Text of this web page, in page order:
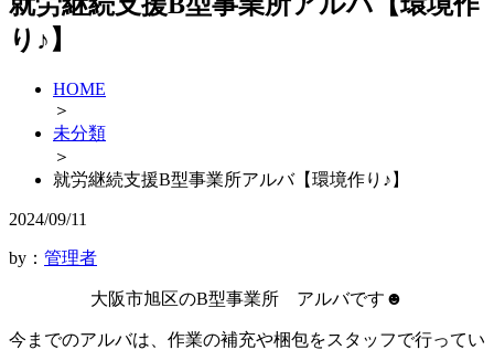
り♪】
HOME
＞
未分類
＞
就労継続支援B型事業所アルバ【環境作り♪】
2024/09/11
by： 管理者
大阪市旭区のB型事業所 アルバです☻
今までのアルバは、作業の補充や梱包をスタッフで行ってい